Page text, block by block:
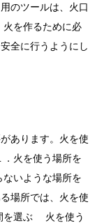
のツールは、火口
火を作るために必
全に行うようにし
あります。火を使
火を使う場所を
いような場所を
場所では、火を使
を選ぶ 火を使う